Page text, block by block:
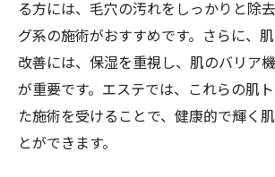
る方には、毛穴の汚れをしっかりと除
グ系の施術がおすすめです。さらに、
改善には、保湿を重視し、肌のバリア
が重要です。エステでは、これらの肌
た施術を受けることで、健康的で輝く
とができます。